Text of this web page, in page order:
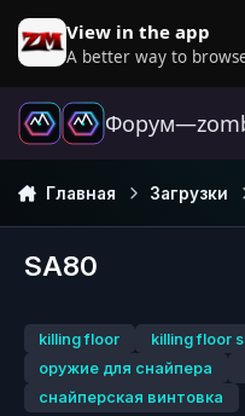
Перейти к содержанию
View in the app
A better way to
Главная Загрузки
SA80
killing floor killing floor
оружие для снайпера
снайперская винтовка